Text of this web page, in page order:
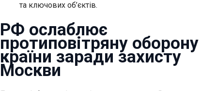
та ключових об’єктів.
РФ ослаблює
протиповітряну оборону
країни заради захисту
Москви